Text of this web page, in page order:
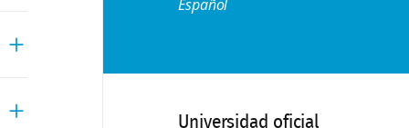
Español
Universidad oficial